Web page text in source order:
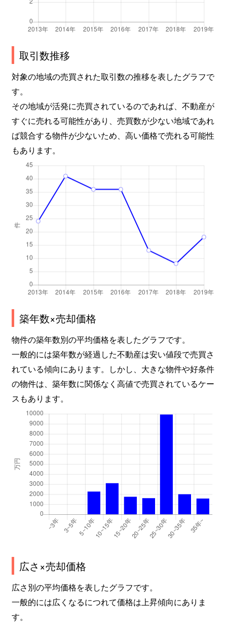
取引数推移
対象の地域の売買された取引数の推移を表したグラフで
す。
その地域が活発に売買されているのであれば、不動産が
すぐに売れる可能性があり、売買数が少ない地域であれ
ば競合する物件が少ないため、高い価格で売れる可能性
もあります。
築年数×売却価格
物件の築年数別の平均価格を表したグラフです。
一般的には築年数が経過した不動産は安い値段で売買さ
れている傾向にあります。しかし、大きな物件や好条件
の物件は、築年数に関係なく高値で売買されているケー
スもあります。
広さ×売却価格
広さ別の平均価格を表したグラフです。
一般的には広くなるにつれて価格は上昇傾向にありま
す。